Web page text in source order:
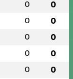
0 0
0 0
0 0
0 0
0 0